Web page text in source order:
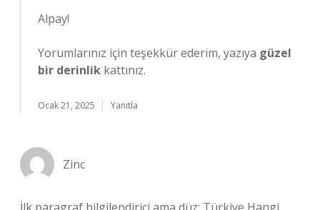
Alpay!
Yorumlarınız için teşekkür ederim, yazıya güzel
bir derinlik kattınız.
Ocak 21, 2025 Yanıtla
Zinc